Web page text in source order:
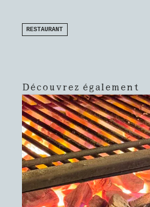
RESTAURANT
Découvrez également